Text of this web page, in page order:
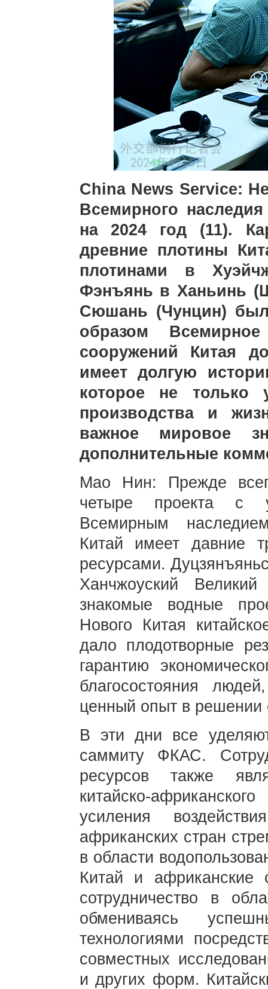
China News Service:
Всемирного
на 2024 год (11).
древние плотины
плотинами в
Фэнъянь в Ханьинь
Сюшань (Чунцин)
образом
сооружений Китая
имеет долгую
которое не только
производства и
важное мировое
дополнительные
Мао Нин: Прежде
четыре проекта с
Всемирным
Китай имеет давние
ресурсами.
Ханчжоуский
знакомые водные
Нового Китая
дало плодотворные
гарантию
благосостояния
ценный опыт в
В эти дни все
саммиту ФКАС.
ресурсов также
китайско-
усиления
африканских стран
в области
Китай и африканские
сотрудничество в
обмениваясь
технологиями
совместных
и других форм.